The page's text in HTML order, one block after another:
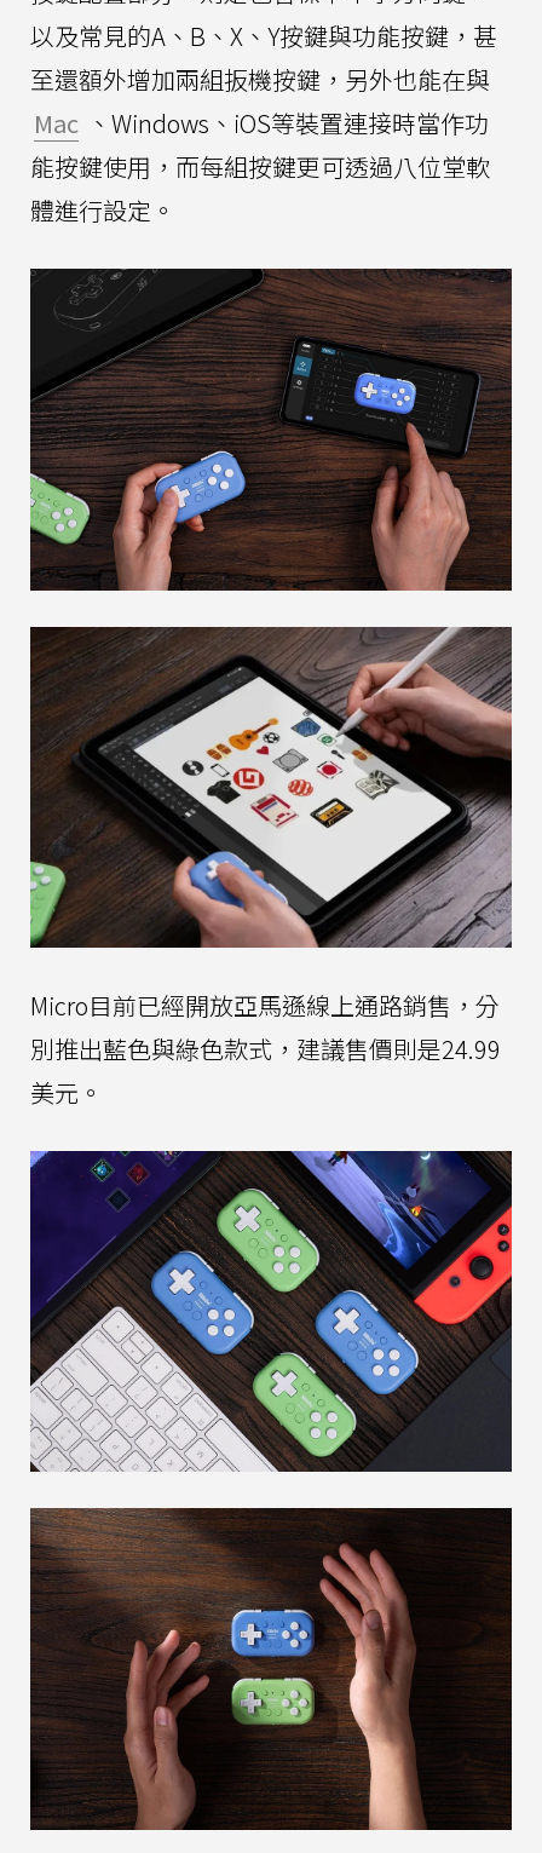
以及常見的A、B、X、Y按鍵與功能按鍵，甚
至還額外增加兩組扳機按鍵，另外也能在與
Mac 、Windows、iOS等裝置連接時當作功
能按鍵使用，而每組按鍵更可透過八位堂軟
體進行設定。
Micro目前已經開放亞馬遜線上通路銷售，分
別推出藍色與綠色款式，建議售價則是24.99
美元。